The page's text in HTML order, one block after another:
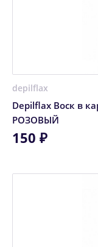
depilflax
Depilflax Воск в
РОЗОВЫЙ
150 ₽